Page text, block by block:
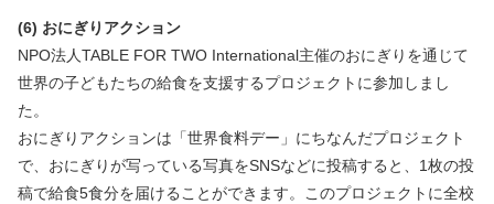
(6) おにぎりアクション
NPO法人TABLE FOR TWO International主催のおにぎりを通じて
世界の子どもたちの給食を支援するプロジェクトに参加しまし
た。
おにぎりアクションは「世界食料デー」にちなんだプロジェクト
で、おにぎりが写っている写真をSNSなどに投稿すると、1枚の投
稿で給食5食分を届けることができます。このプロジェクトに全校